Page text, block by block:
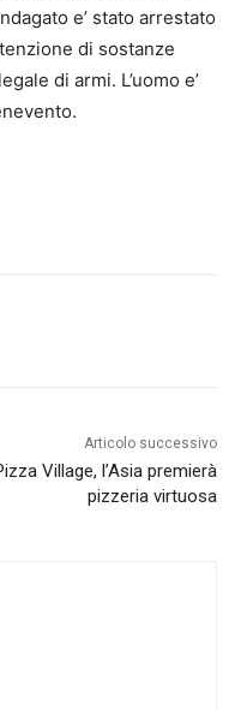
e’ stato arrestato
di sostanze
di armi. L’uomo e’
.
Articolo successivo
Village, l’Asia premierà
pizzeria virtuosa